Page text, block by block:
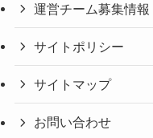
運営チーム募集情報
サイトポリシー
サイトマップ
お問い合わせ